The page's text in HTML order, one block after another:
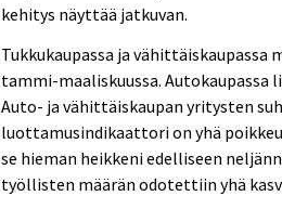
kehitys näyttää jatkuvan.
Tukkukaupassa ja vähittäiskaupassa
tammi-maaliskuussa. Autokaupassa
Auto- ja vähittäiskaupan yritysten
luottamusindikaattori on yhä
se hieman heikkeni edelliseen
työllisten määrän odotettiin yhä